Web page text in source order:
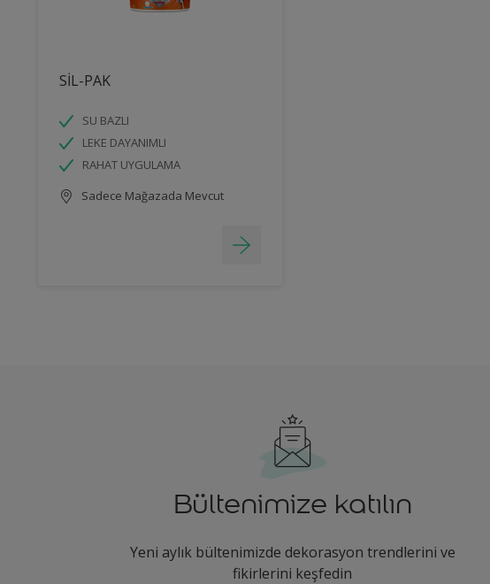
SİL-PAK
SU BAZLI
LEKE DAYANIMLI
RAHAT UYGULAMA
Sadece Mağazada Mevcut
Bültenimize katılın
Yeni aylık bültenimizde dekorasyon trendlerini ve
fikirlerini keşfedin